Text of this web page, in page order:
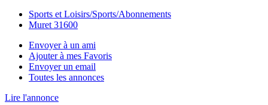
Sports et Loisirs/Sports/Abonnements
Muret 31600
Envoyer à un ami
Ajouter à mes Favoris
Envoyer un email
Toutes les annonces
Lire l'annonce